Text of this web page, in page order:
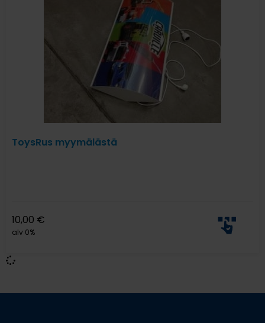
ToysRus myymälästä
10,00 €
alv 0%